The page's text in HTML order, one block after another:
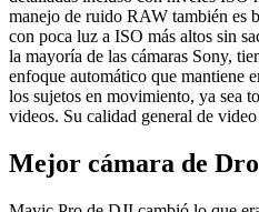
manejo de ruido RAW también es
con poca luz a ISO más altos sin
la mayoría de las cámaras Sony,
enfoque automático que mantiene
los sujetos en movimiento, ya sea
videos. Su calidad general de
Mejor cámara de